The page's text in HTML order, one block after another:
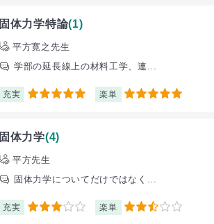
固体力学特論(1)
平方寛之先生
学部の延長線上の材料工学、連...
充実 5 楽単 5
固体力学(4)
平方先生
固体力学についてだけではなく...
充実 3 楽単 2.5